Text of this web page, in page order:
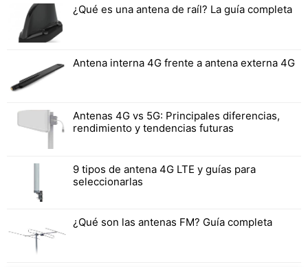
¿Qué es una antena de raíl? La guía completa
Antena interna 4G frente a antena externa 4G
Antenas 4G vs 5G: Principales diferencias,
rendimiento y tendencias futuras
9 tipos de antena 4G LTE y guías para
seleccionarlas
¿Qué son las antenas FM? Guía completa